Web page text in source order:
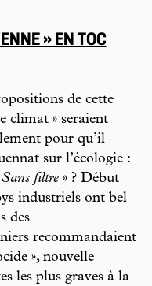
» EN TOC
de cette
climat » seraient
pour qu’il
sur l’écologie :
Sans filtre » ? Début
industriels ont bel
des
recommandaient
», nouvelle
les plus graves à la